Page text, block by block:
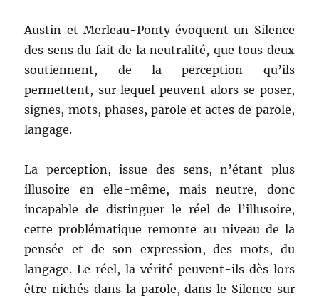
Austin et Merleau-Ponty évoquent un Silence
des sens du fait de la neutralité, que tous deux
soutiennent, de la perception qu’ils
permettent, sur lequel peuvent alors se poser,
signes, mots, phases, parole et actes de parole,
langage.
La perception, issue des sens, n’étant plus
illusoire en elle-même, mais neutre, donc
incapable de distinguer le réel de l’illusoire,
cette problématique remonte au niveau de la
pensée et de son expression, des mots, du
langage. Le réel, la vérité peuvent-ils dès lors
être nichés dans la parole, dans le Silence sur